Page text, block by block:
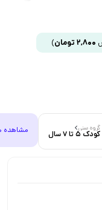
2,800 تومان)
گروه سنی
کودک 5 تا 7 سال مشاهده